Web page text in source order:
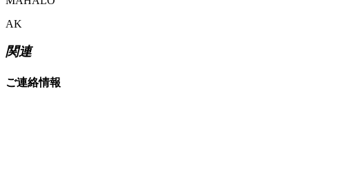
AK
関連
ご連絡情報